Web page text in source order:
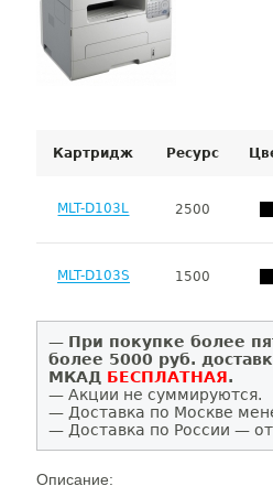
Картридж Ресурс
MLT-D103L 2500
MLT-D103S 1500
— При покупке более
более 5000 руб.
МКАД БЕСПЛАТНАЯ.
— Акции не суммируются.
— Доставка по Москве
— Доставка по России —
Описание: